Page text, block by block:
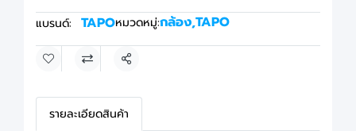
แบรนด์:
TAPOหมวดหมู่:กล้อง,TAPO
แชร์
รายละเอียดสินค้า